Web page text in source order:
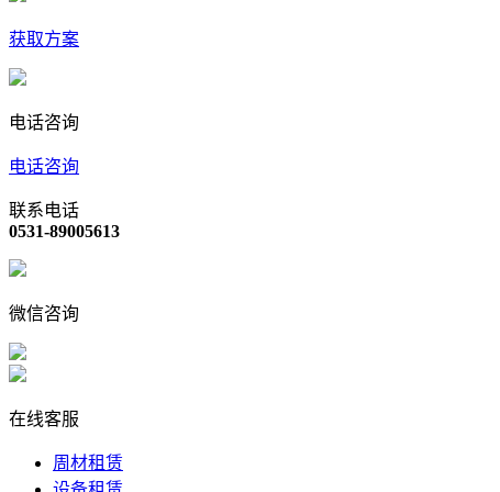
获取方案
电话咨询
电话咨询
联系电话
0531-89005613
微信咨询
在线客服
周材租赁